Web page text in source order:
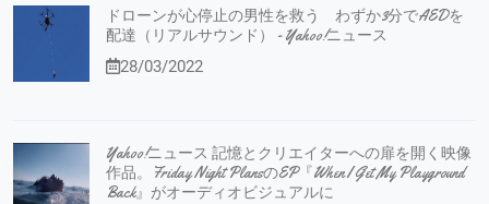
ドローンが心停止の男性を救う わずか3分でAEDを
配達（リアルサウンド） - Yahoo!ニュース
28/03/2022
Yahoo!ニュース 記憶とクリエイターへの扉を開く映像
作品。Friday Night PlansのEP『When I Get My Playground
Back』がオーディオビジュアルに